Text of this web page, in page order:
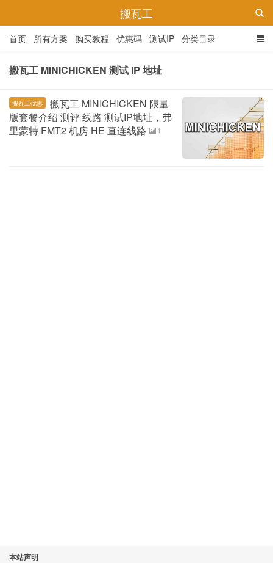
搬瓦工
首页 所有方案 购买教程 优惠码 测试IP 分类目录
搬瓦工 MINICHICKEN 测试 IP 地址
搬瓦工优惠
搬瓦工 MINICHICKEN 限量
版套餐介绍 测评 线路 测试IP地址，弗
里蒙特 FMT2 机房 HE 直连线路
1
本站声明